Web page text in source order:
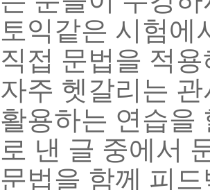
토익같은 시험에
직접 문법을 적
자주 헷갈리는 관
활용하는 연습을
로 낸 글 중에서
문법을 함께 피